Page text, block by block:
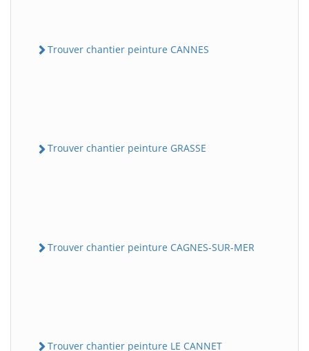
Trouver chantier peinture CANNES
Trouver chantier peinture GRASSE
Trouver chantier peinture CAGNES-SUR-MER
Trouver chantier peinture LE CANNET